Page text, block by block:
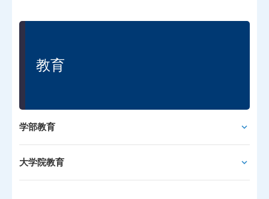
教育
学部教育
大学院教育